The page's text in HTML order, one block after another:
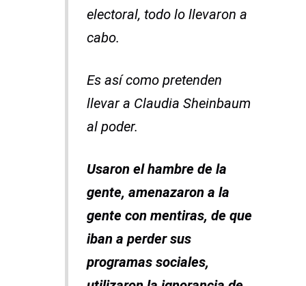
electoral, todo lo llevaron a
cabo.
Es así como pretenden
llevar a Claudia Sheinbaum
al poder.
Usaron el hambre de la
gente, amenazaron a la
gente con mentiras, de que
iban a perder sus
programas sociales,